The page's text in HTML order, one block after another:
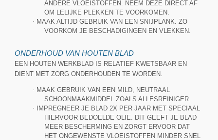
ANDERE VLOEISTOFFEN. NEEM DEZE DIRECT AF
OM LELIJKE PLEKKEN TE VOORKOMEN.
· MAAK ALTIJD GEBRUIK VAN EEN SNIJPLANK. ZO
VOORKOM JE BESCHADIGINGEN EN VLEKKEN.
ONDERHOUD VAN HOUTEN BLAD
EEN HOUTEN WERKBLAD IS RELATIEF KWETSBAAR EN
DIENT MET ZORG ONDERHOUDEN TE WORDEN.
· MAAK GEBRUIK VAN EEN MILD, NEUTRAAL
SCHOONMAAKMIDDEL ZOALS ALLESREINIGER.
· IMPREGNEER JE BLAD 2X PER JAAR MET SPECIAAL
HIERVOOR BEDOELDE OLIE. DIT GEEFT JE BLAD
MEER BESCHERMING EN ZORGT ERVOOR DAT
HET ONGEWENSTE VLOEISTOFFEN MINDER SNEL